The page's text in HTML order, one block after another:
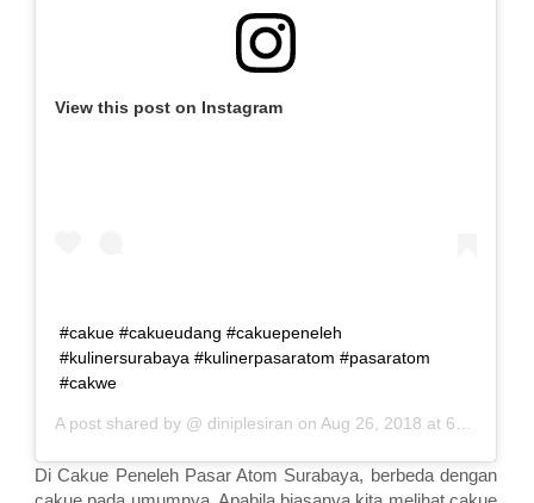
View this post on Instagram
#cakue #cakueudang #cakuepeneleh
#kulinersurabaya #kulinerpasaratom #pasaratom
#cakwe
A post shared by @ diniplesiran on Aug 26, 2018 at 6:57am PDT
Di Cakue Peneleh Pasar Atom Surabaya, berbeda dengan